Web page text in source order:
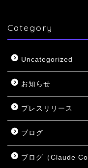
Category
Uncategorized
お知らせ
プレスリリース
ブログ
ブログ（Claude